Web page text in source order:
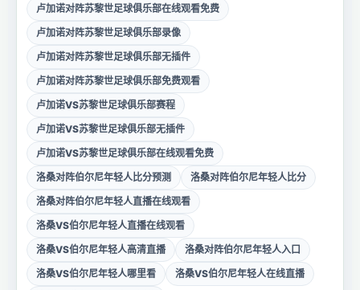
卢加诺对阵苏黎世足球俱乐部在线观看免费
卢加诺对阵苏黎世足球俱乐部录像
卢加诺对阵苏黎世足球俱乐部无插件
卢加诺对阵苏黎世足球俱乐部免费观看
卢加诺VS苏黎世足球俱乐部赛程
卢加诺VS苏黎世足球俱乐部无插件
卢加诺VS苏黎世足球俱乐部在线观看免费
洛桑对阵伯尔尼年轻人比分预测
洛桑对阵伯尔尼年轻人比分
洛桑对阵伯尔尼年轻人直播在线观看
洛桑VS伯尔尼年轻人直播在线观看
洛桑VS伯尔尼年轻人高清直播
洛桑对阵伯尔尼年轻人入口
洛桑VS伯尔尼年轻人哪里看
洛桑VS伯尔尼年轻人在线直播